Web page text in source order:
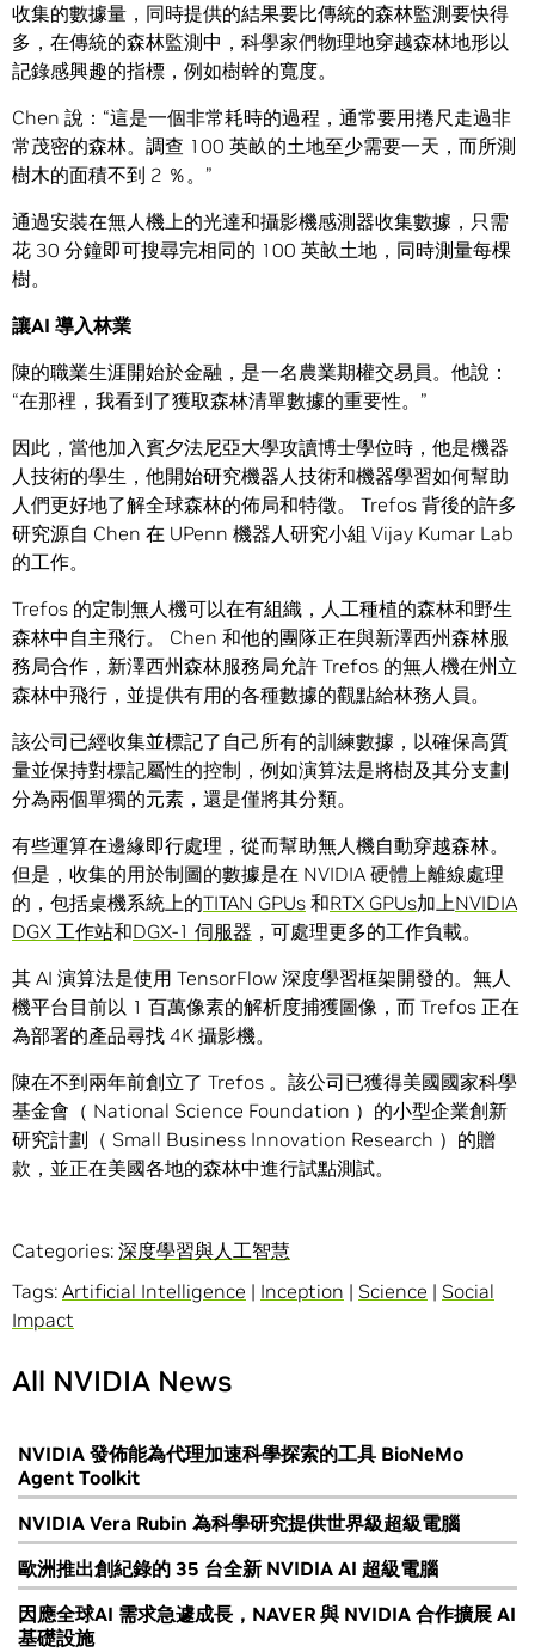
收集的數據量，同時提供的結果要比傳統的森林監測要快得
多，在傳統的森林監測中，科學家們物理地穿越森林地形以
記錄感興趣的指標，例如樹幹的寬度。
Chen 說：“這是一個非常耗時的過程，通常要用捲尺走過非
常茂密的森林。調查 100 英畝的土地至少需要一天，而所測
樹木的面積不到 2 ％。”
通過安裝在無人機上的光達和攝影機感測器收集數據，只需
花 30 分鐘即可搜尋完相同的 100 英畝土地，同時測量每棵
樹。
讓AI 導入林業
陳的職業生涯開始於金融，是一名農業期權交易員。他說：
“在那裡，我看到了獲取森林清單數據的重要性。”
因此，當他加入賓夕法尼亞大學攻讀博士學位時，他是機器
人技術的學生，他開始研究機器人技術和機器學習如何幫助
人們更好地了解全球森林的佈局和特徵。 Trefos 背後的許多
研究源自 Chen 在 UPenn 機器人研究小組 Vijay Kumar Lab
的工作。
Trefos 的定制無人機可以在有組織，人工種植的森林和野生
森林中自主飛行。 Chen 和他的團隊正在與新澤西州森林服
務局合作，新澤西州森林服務局允許 Trefos 的無人機在州立
森林中飛行，並提供有用的各種數據的觀點給林務人員。
該公司已經收集並標記了自己所有的訓練數據，以確保高質
量並保持對標記屬性的控制，例如演算法是將樹及其分支劃
分為兩個單獨的元素，還是僅將其分類。
有些運算在邊緣即行處理，從而幫助無人機自動穿越森林。
但是，收集的用於制圖的數據是在 NVIDIA 硬體上離線處理
的，包括桌機系統上的TITAN GPUs 和RTX GPUs加上NVIDIA
DGX 工作站和DGX-1 伺服器 ，可處理更多的工作負載。
其 AI 演算法是使用 TensorFlow 深度學習框架開發的。無人
機平台目前以 1 百萬像素的解析度捕獲圖像，而 Trefos 正在
為部署的產品尋找 4K 攝影機。
陳在不到兩年前創立了 Trefos 。該公司已獲得美國國家科學
基金會（ National Science Foundation ）的小型企業創新
研究計劃（ Small Business Innovation Research ）的贈
款，並正在美國各地的森林中進行試點測試。
Categories: 深度學習與人工智慧
Tags: Artificial Intelligence | Inception | Science | Social
Impact
All NVIDIA News
NVIDIA 發佈能為代理加速科學探索的工具 BioNeMo
Agent Toolkit
NVIDIA Vera Rubin 為科學研究提供世界級超級電腦
歐洲推出創紀錄的 35 台全新 NVIDIA AI 超級電腦
因應全球AI 需求急遽成長，NAVER 與 NVIDIA 合作擴展 AI
基礎設施